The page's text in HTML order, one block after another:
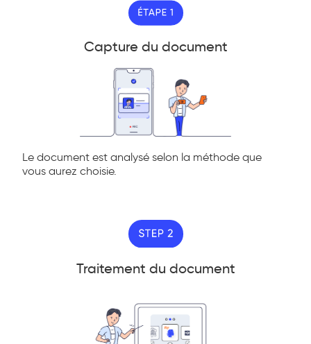
Capture du document
Le document est analysé selon la méthode que
vous aurez choisie.
Traitement du document